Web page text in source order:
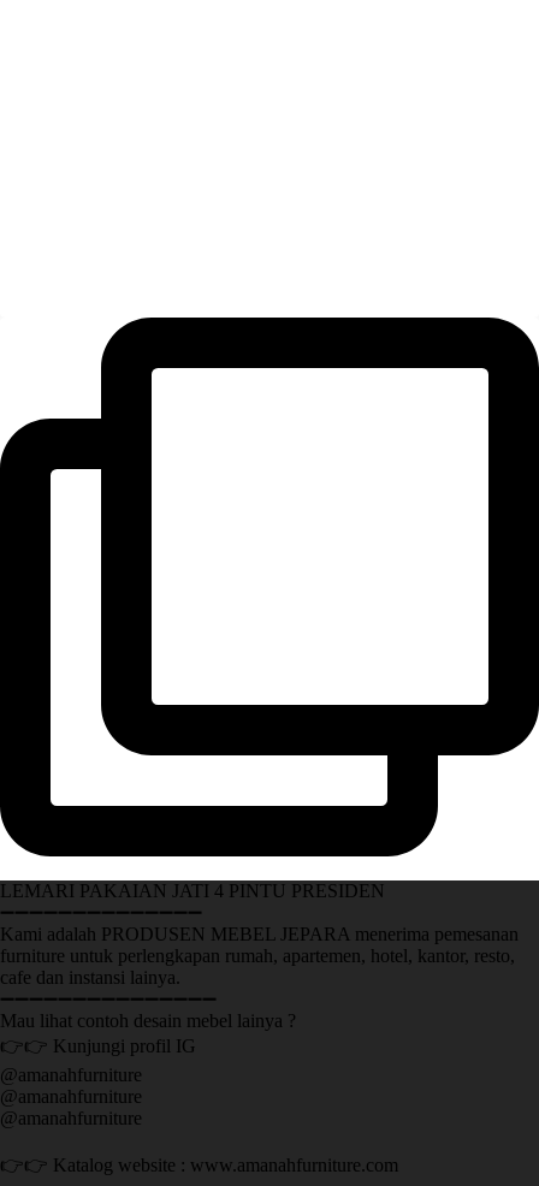
LEMARI PAKAIAN JATI 4 PINTU PRESIDEN
➖➖➖➖➖➖➖➖➖➖➖➖➖➖
Kami adalah PRODUSEN MEBEL JEPARA menerima pemesanan
furniture untuk perlengkapan rumah, apartemen, hotel, kantor, resto,
cafe dan instansi lainya.
➖➖➖➖➖➖➖➖➖➖➖➖➖➖➖
Mau lihat contoh desain mebel lainya ?
👉👉 Kunjungi profil IG
@amanahfurniture
@amanahfurniture
@amanahfurniture
👉👉 Katalog website : www.amanahfurniture.com